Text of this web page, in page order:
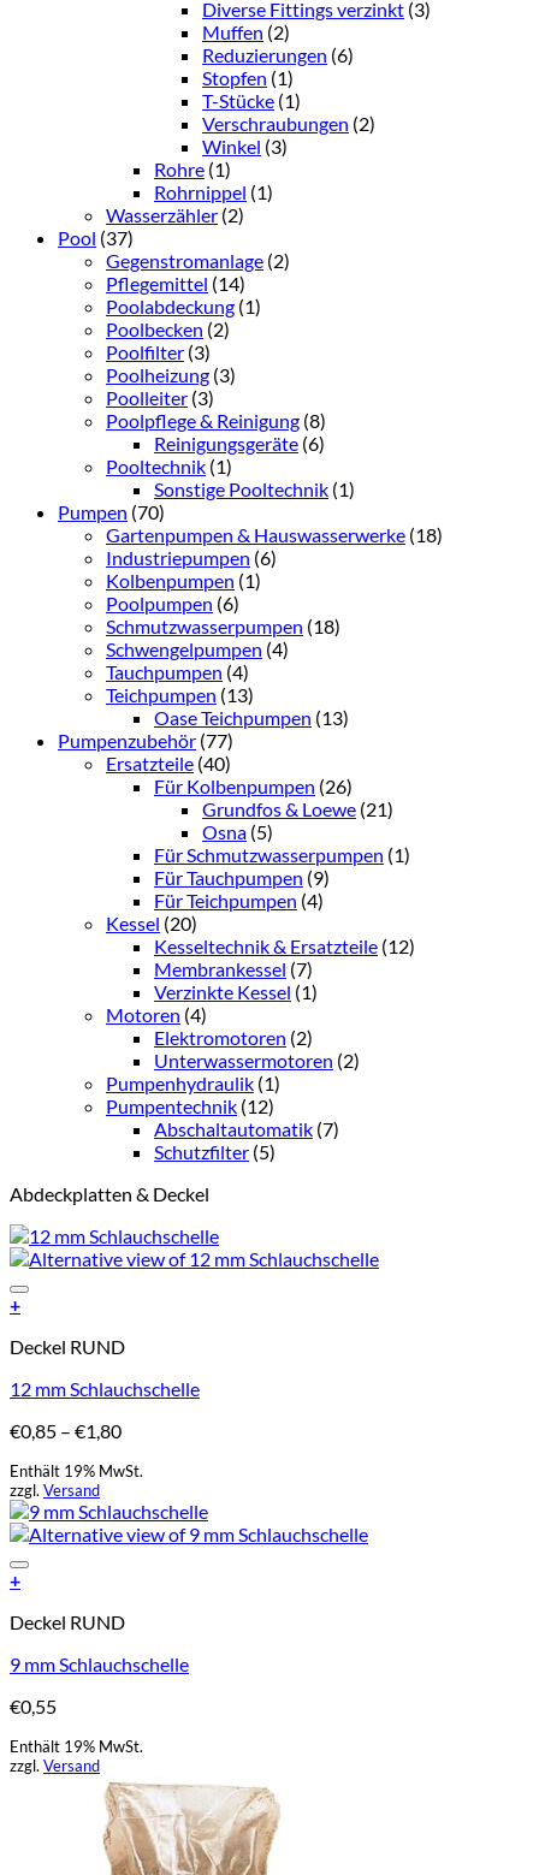
Diverse Fittings verzinkt (3)
Muffen (2)
Reduzierungen (6)
Stopfen (1)
T-Stücke (1)
Verschraubungen (2)
Winkel (3)
Rohre (1)
Rohrnippel (1)
Wasserzähler (2)
Pool (37)
Gegenstromanlage (2)
Pflegemittel (14)
Poolabdeckung (1)
Poolbecken (2)
Poolfilter (3)
Poolheizung (3)
Poolleiter (3)
Poolpflege & Reinigung (8)
Reinigungsgeräte (6)
Pooltechnik (1)
Sonstige Pooltechnik (1)
Pumpen (70)
Gartenpumpen & Hauswasserwerke (18)
Industriepumpen (6)
Kolbenpumpen (1)
Poolpumpen (6)
Schmutzwasserpumpen (18)
Schwengelpumpen (4)
Tauchpumpen (4)
Teichpumpen (13)
Oase Teichpumpen (13)
Pumpenzubehör (77)
Ersatzteile (40)
Für Kolbenpumpen (26)
Grundfos & Loewe (21)
Osna (5)
Für Schmutzwasserpumpen (1)
Für Tauchpumpen (9)
Für Teichpumpen (4)
Kessel (20)
Kesseltechnik & Ersatzteile (12)
Membrankessel (7)
Verzinkte Kessel (1)
Motoren (4)
Elektromotoren (2)
Unterwassermotoren (2)
Pumpenhydraulik (1)
Pumpentechnik (12)
Abschaltautomatik (7)
Schutzfilter (5)
Abdeckplatten & Deckel
+
Produkt
mehrere
auf.
Die
Optionen
können
auf
Produktseite
werden
Deckel RUND
12 mm Schlauchschelle
€0,85 – €1,80Preisspanne:
bis
Enthält 19% MwSt.
zzgl. Versand
+
Produkt
mehrere
auf.
Die
Optionen
Produktseite
Deckel RUND
9 mm Schlauchschelle
€0,55
Enthält 19% MwSt.
zzgl. Versand